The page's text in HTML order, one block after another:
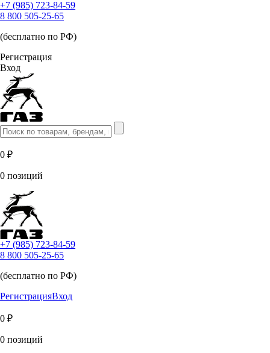
+7 (985) 723-84-59
8 800 505-25-65
(бесплатно по РФ)
Регистрация
Вход
0 ₽
0 позиций
+7 (985) 723-84-59
8 800 505-25-65
(бесплатно по РФ)
РегистрацияВход
0 ₽
0 позиций